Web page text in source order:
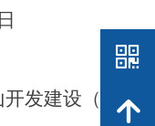
发建设（集
낃
녕